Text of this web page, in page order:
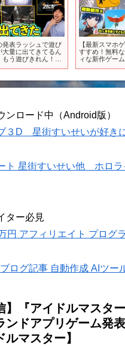
発表ラッシュで遊び
大量に出てきてるん
う遊びきれん！
【最新スマホ
すすめ！無料
ィな新作ゲー
ンロード中（Android版）
３D 星街すいせいが好き
ト 星街すいせい他 ホロラ
ター必見
円 アフィリエイト プログ
ログ記事 自動作成 AIツー
】『アイドルマスタ
ンドアプリゲーム発
ルマスター】